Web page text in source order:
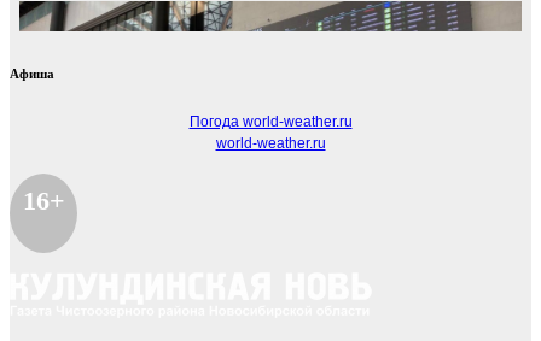
Афиша
Погода world-weather.ru
world-weather.ru
16+